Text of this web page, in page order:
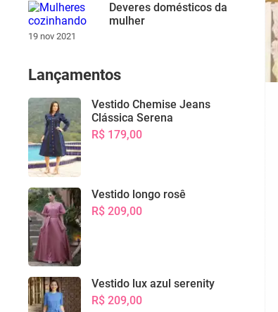
Deveres domésticos da
mulher
19 nov 2021
Lançamentos
Vestido Chemise Jeans
Clássica Serena
R$ 179,00
Vestido longo rosê
R$ 209,00
Vestido lux azul serenity
R$ 209,00